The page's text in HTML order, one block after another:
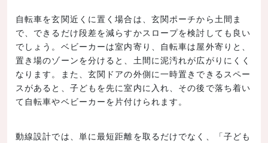
自転車を玄関近くに置く場合は、玄関ポーチから土間ま
で、できるだけ段差を減らすかスロープを検討しても良い
でしょう。ベビーカーは室内寄り、自転車は屋外寄りと、
置き場のゾーンを分けると、土間に泥汚れが広がりにくく
なります。また、玄関ドアの外側に一時置きできるスペー
スがあると、子どもを先に室内に入れ、その後で落ち着い
て自転車やベビーカーを片付けられます。
動線設計では、単に最短距離を取るだけでなく、「子ども